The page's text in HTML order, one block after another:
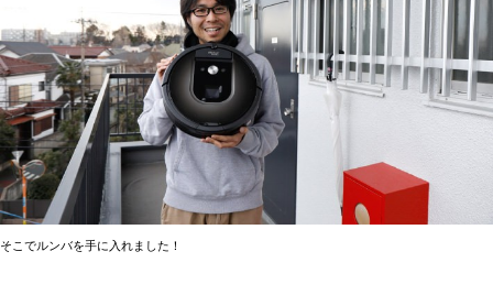
そこでルンバを手に入れました！